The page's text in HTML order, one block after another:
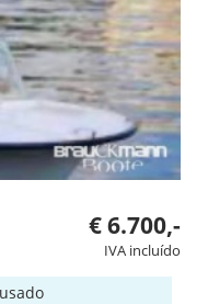
€ 6.700,-
IVA incluído